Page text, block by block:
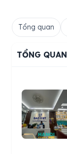
Tổng quan
TỔNG QUAN